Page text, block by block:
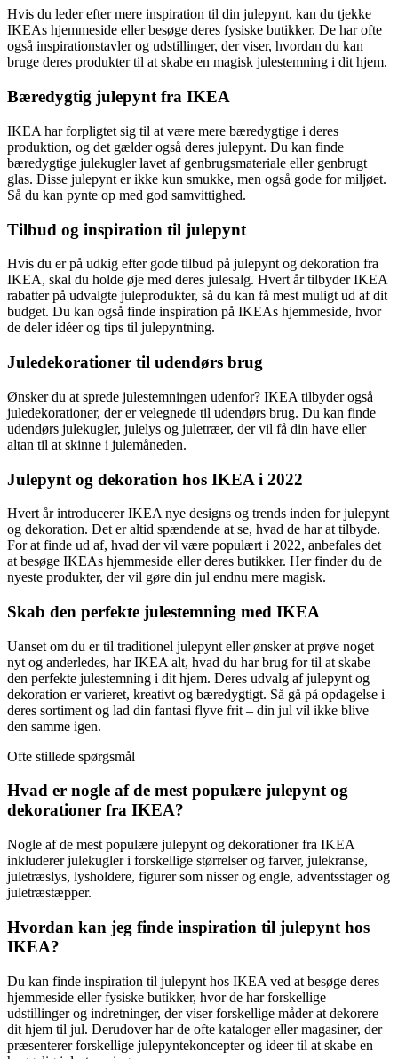
Hvis du leder efter mere inspiration til din julepynt, kan du tjekke
IKEAs hjemmeside eller besøge deres fysiske butikker. De har ofte
også inspirationstavler og udstillinger, der viser, hvordan du kan
bruge deres produkter til at skabe en magisk julestemning i dit hjem.
Bæredygtig julepynt fra IKEA
IKEA har forpligtet sig til at være mere bæredygtige i deres
produktion, og det gælder også deres julepynt. Du kan finde
bæredygtige julekugler lavet af genbrugsmateriale eller genbrugt
glas. Disse julepynt er ikke kun smukke, men også gode for miljøet.
Så du kan pynte op med god samvittighed.
Tilbud og inspiration til julepynt
Hvis du er på udkig efter gode tilbud på julepynt og dekoration fra
IKEA, skal du holde øje med deres julesalg. Hvert år tilbyder IKEA
rabatter på udvalgte juleprodukter, så du kan få mest muligt ud af dit
budget. Du kan også finde inspiration på IKEAs hjemmeside, hvor
de deler idéer og tips til julepyntning.
Juledekorationer til udendørs brug
Ønsker du at sprede julestemningen udenfor? IKEA tilbyder også
juledekorationer, der er velegnede til udendørs brug. Du kan finde
udendørs julekugler, julelys og juletræer, der vil få din have eller
altan til at skinne i julemåneden.
Julepynt og dekoration hos IKEA i 2022
Hvert år introducerer IKEA nye designs og trends inden for julepynt
og dekoration. Det er altid spændende at se, hvad de har at tilbyde.
For at finde ud af, hvad der vil være populært i 2022, anbefales det
at besøge IKEAs hjemmeside eller deres butikker. Her finder du de
nyeste produkter, der vil gøre din jul endnu mere magisk.
Skab den perfekte julestemning med IKEA
Uanset om du er til traditionel julepynt eller ønsker at prøve noget
nyt og anderledes, har IKEA alt, hvad du har brug for til at skabe
den perfekte julestemning i dit hjem. Deres udvalg af julepynt og
dekoration er varieret, kreativt og bæredygtigt. Så gå på opdagelse i
deres sortiment og lad din fantasi flyve frit – din jul vil ikke blive
den samme igen.
Ofte stillede spørgsmål
Hvad er nogle af de mest populære julepynt og
dekorationer fra IKEA?
Nogle af de mest populære julepynt og dekorationer fra IKEA
inkluderer julekugler i forskellige størrelser og farver, julekranse,
juletræslys, lysholdere, figurer som nisser og engle, adventsstager og
juletræstæpper.
Hvordan kan jeg finde inspiration til julepynt hos
IKEA?
Du kan finde inspiration til julepynt hos IKEA ved at besøge deres
hjemmeside eller fysiske butikker, hvor de har forskellige
udstillinger og indretninger, der viser forskellige måder at dekorere
dit hjem til jul. Derudover har de ofte kataloger eller magasiner, der
præsenterer forskellige julepyntekoncepter og ideer til at skabe en